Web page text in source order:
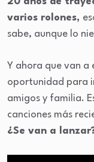
varios rolones,
sabe, aunque lo
Y ahora que van a
oportunidad para
amigos y familia.
canciones más
¿Se van a